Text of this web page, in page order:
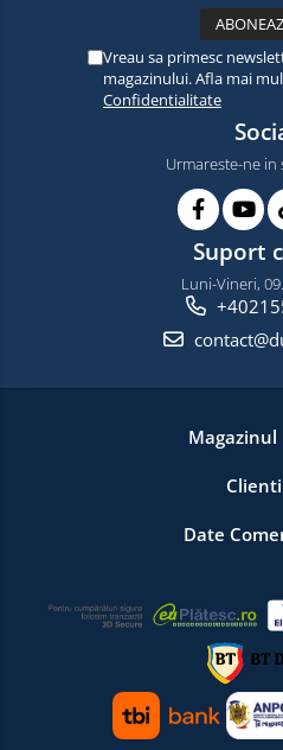
Vreau sa primesc
magazinului. Afla mai
Confidentialitate
Urmareste-ne in
Suport
Luni-Vineri,
Magazinul
Clienti
Date